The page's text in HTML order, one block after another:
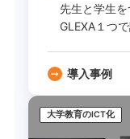
先生と学生
GLEXA１つ
導入事例
大学教育のICT化